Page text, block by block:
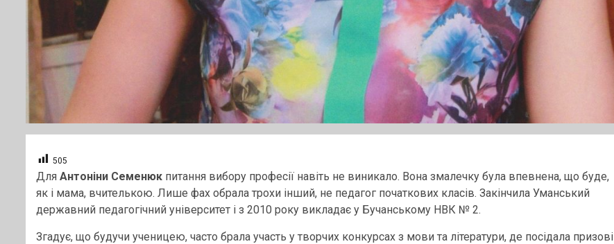
505
Для Антоніни Семенюк питання вибору професії навіть не виникало. Вона змалечку була впевнена, що буде,
як і мама, вчителькою. Лише фах обрала трохи інший, не педагог початкових класів. Закінчила Уманський
державний педагогічний університет і з 2010 року викладає у Бучанському НВК № 2.
Згадує, що будучи ученицею, часто брала участь у творчих конкурсах з мови та літератури, де посідала призові